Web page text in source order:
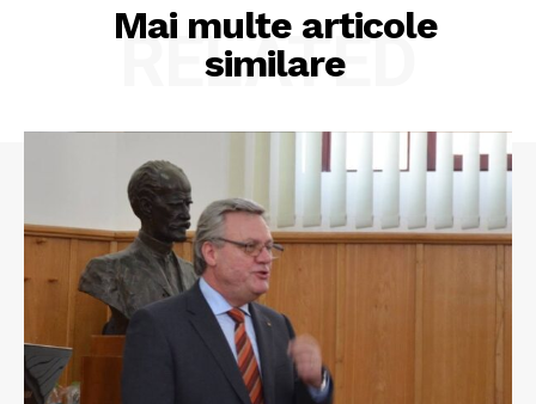
Mai multe articole
similare
RELATED